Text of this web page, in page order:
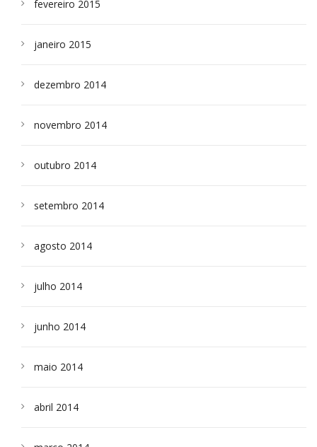
fevereiro 2015
janeiro 2015
dezembro 2014
novembro 2014
outubro 2014
setembro 2014
agosto 2014
julho 2014
junho 2014
maio 2014
abril 2014